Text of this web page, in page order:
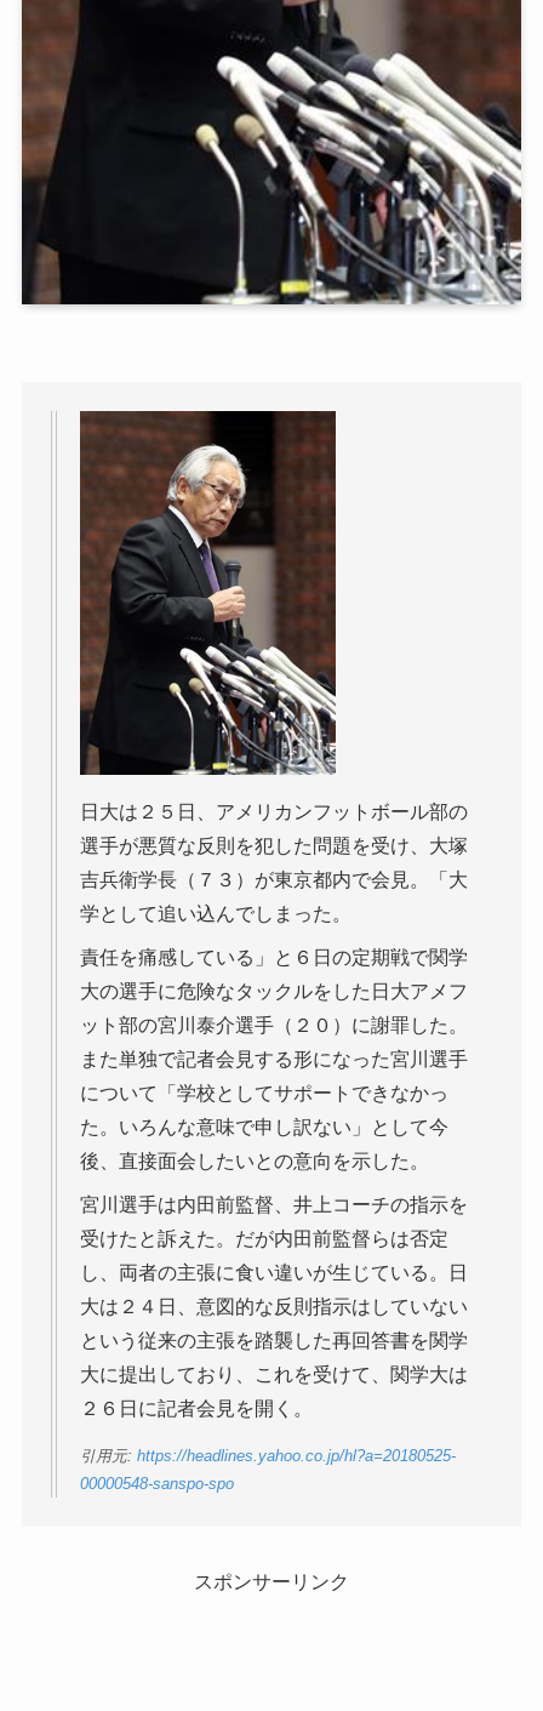
日大は２５日、アメリカンフットボール部の
選手が悪質な反則を犯した問題を受け、大塚
吉兵衛学長（７３）が東京都内で会見。「大
学として追い込んでしまった。
責任を痛感している」と６日の定期戦で関学
大の選手に危険なタックルをした日大アメフ
ット部の宮川泰介選手（２０）に謝罪した。
また単独で記者会見する形になった宮川選手
について「学校としてサポートできなかっ
た。いろんな意味で申し訳ない」として今
後、直接面会したいとの意向を示した。
宮川選手は内田前監督、井上コーチの指示を
受けたと訴えた。だが内田前監督らは否定
し、両者の主張に食い違いが生じている。日
大は２４日、意図的な反則指示はしていない
という従来の主張を踏襲した再回答書を関学
大に提出しており、これを受けて、関学大は
２６日に記者会見を開く。
引用元: https://headlines.yahoo.co.jp/hl?a=20180525-
00000548-sanspo-spo
スポンサーリンク